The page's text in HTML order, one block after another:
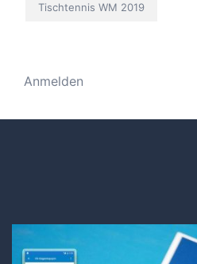
Tischtennis WM 2019
Anmelden